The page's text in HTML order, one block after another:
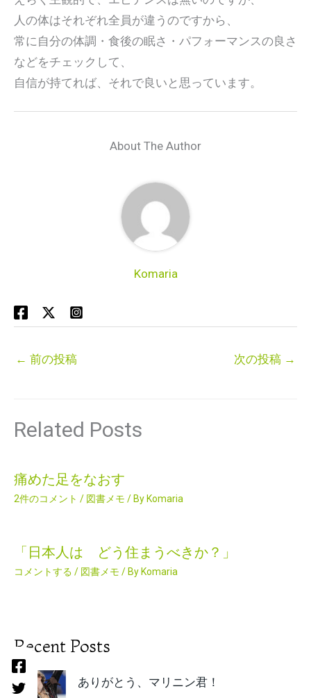
人の体はそれぞれ全員が違うのですから、
常に自分の体調・食後の眠さ・パフォーマンスの良さ
などをチェックして、
自信が持てれば、それで良いと思っています。
About The Author
Komaria
← 前の投稿 次の投稿 →
Related Posts
痛めた足をなおす
2件のコメント / 図書メモ / By Komaria
「日本人は どう住まうべきか？」
コメントする / 図書メモ / By Komaria
Recent Posts
ありがとう、マリニン君！